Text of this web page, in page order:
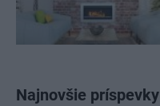
Najnovšie príspevky